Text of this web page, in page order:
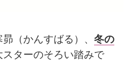
（かんすばる）、 冬の
スターのそろい踏みで